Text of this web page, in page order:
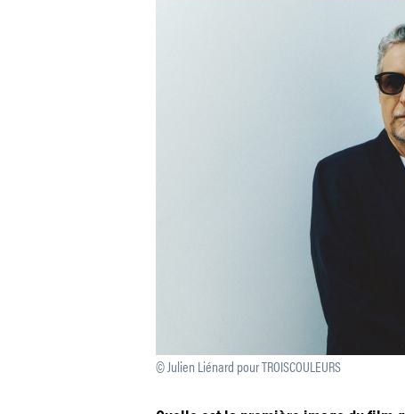
© Julien Liénard pour TROISCOULEURS